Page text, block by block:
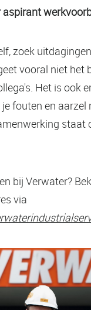
aspirant
zoek
vooral niet het
Het is ook
fouten en aarzel
staat
bij Verwater?
via